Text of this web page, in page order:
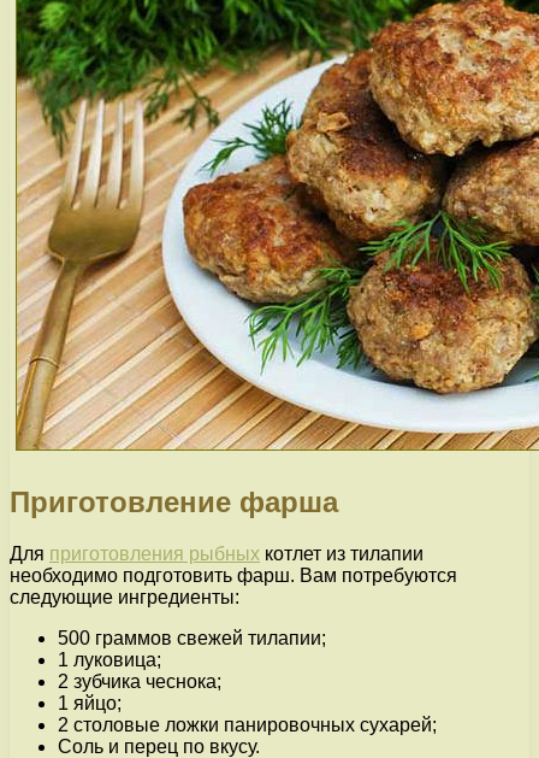
Приготовление фарша
Для приготовления рыбных котлет из тилапии
необходимо подготовить фарш. Вам потребуются
следующие ингредиенты:
500 граммов свежей тилапии;
1 луковица;
2 зубчика чеснока;
1 яйцо;
2 столовые ложки панировочных сухарей;
Соль и перец по вкусу.